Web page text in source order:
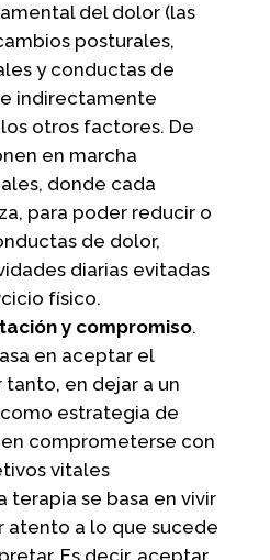
del dolor (las
posturales,
y conductas de
indirectamente
otros factores. De
en marcha
donde cada
para poder reducir o
de dolor,
diarias evitadas
físico.
y compromiso.
en aceptar el
en dejar a un
estrategia de
comprometerse con
vitales
terapia se basa en vivir
atento a lo que sucede